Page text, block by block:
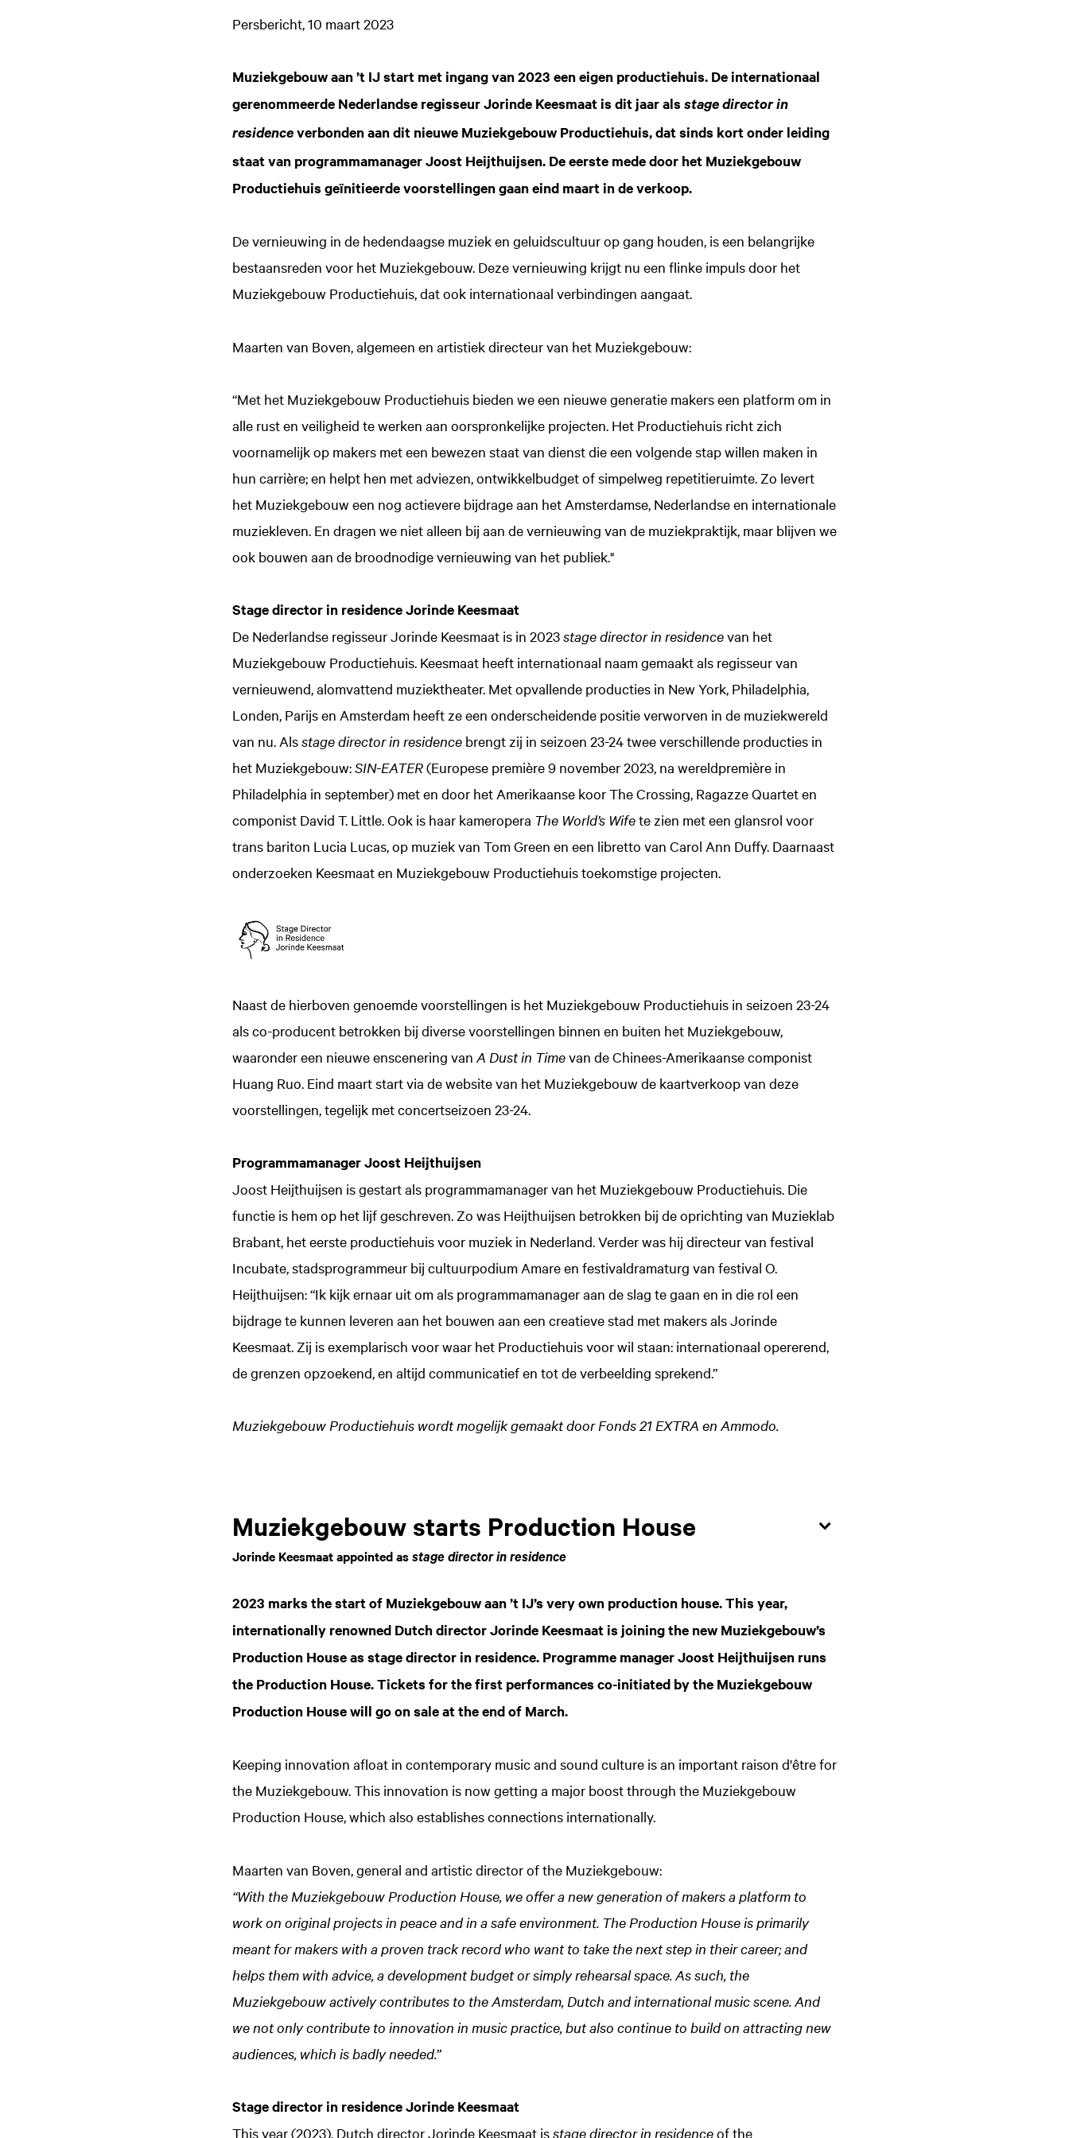
Persbericht, 10 maart 2023
Muziekgebouw aan ’t IJ start met ingang van 2023 een eigen productiehuis. De internationaal
gerenommeerde Nederlandse regisseur Jorinde Keesmaat is dit jaar als stage director in
residence verbonden aan dit nieuwe Muziekgebouw Productiehuis, dat sinds kort onder leiding
staat van programmamanager Joost Heijthuijsen. De eerste mede door het Muziekgebouw
Productiehuis geïnitieerde voorstellingen gaan eind maart in de verkoop.
De vernieuwing in de hedendaagse muziek en geluidscultuur op gang houden, is een belangrijke
bestaansreden voor het Muziekgebouw. Deze vernieuwing krijgt nu een flinke impuls door het
Muziekgebouw Productiehuis, dat ook internationaal verbindingen aangaat.
Maarten van Boven, algemeen en artistiek directeur van het Muziekgebouw:
“Met het Muziekgebouw Productiehuis bieden we een nieuwe generatie makers een platform om in
alle rust en veiligheid te werken aan oorspronkelijke projecten. Het Productiehuis richt zich
voornamelijk op makers met een bewezen staat van dienst die een volgende stap willen maken in
hun carrière; en helpt hen met adviezen, ontwikkelbudget of simpelweg repetitieruimte. Zo levert
het Muziekgebouw een nog actievere bijdrage aan het Amsterdamse, Nederlandse en internationale
muziekleven. En dragen we niet alleen bij aan de vernieuwing van de muziekpraktijk, maar blijven we
ook bouwen aan de broodnodige vernieuwing van het publiek."
Stage director in residence Jorinde Keesmaat
De Nederlandse regisseur Jorinde Keesmaat is in 2023stage director in residencevan het
Muziekgebouw Productiehuis. Keesmaat heeft internationaal naam gemaakt als regisseur van
vernieuwend, alomvattend muziektheater. Met opvallende producties in New York, Philadelphia,
Londen, Parijs en Amsterdam heeft ze een onderscheidende positie verworven in de muziekwereld
van nu. Alsstage director in residence brengt zij in seizoen 23-24 twee verschillende producties in
het Muziekgebouw:SIN-EATER(Europese première 9 november 2023, na wereldpremière in
Philadelphia in september) met en door het Amerikaanse koor The Crossing, Ragazze Quartet en
componist David T. Little. Ook is haar kameropera The World’s Wifete zien met een glansrol voor
trans bariton Lucia Lucas, op muziek van Tom Green en een libretto van Carol Ann Duffy. Daarnaast
onderzoeken Keesmaat en Muziekgebouw Productiehuis toekomstige projecten.
Naast de hierboven genoemde voorstellingen is het Muziekgebouw Productiehuis in seizoen 23-24
als co-producent betrokken bij diverse voorstellingen binnen en buiten het Muziekgebouw,
waaronder een nieuwe enscenering van A Dust in Timevan de Chinees-Amerikaanse componist
Huang Ruo. Eind maart start via de website van het Muziekgebouw de kaartverkoop van deze
voorstellingen, tegelijk met concertseizoen 23-24.
Programmamanager Joost Heijthuijsen
Joost Heijthuijsen is gestart als programmamanager van het Muziekgebouw Productiehuis. Die
functie is hem op het lijf geschreven. Zo was Heijthuijsen betrokken bij de oprichting van Muzieklab
Brabant, het eerste productiehuis voor muziek in Nederland. Verder was hij directeur van festival
Incubate, stadsprogrammeur bij cultuurpodium Amare en festivaldramaturg van festival O.
Heijthuijsen: “Ik kijk ernaar uit om als programmamanager aan de slag te gaan en in die rol een
bijdrage te kunnen leveren aan het bouwen aan een creatieve stad met makers als Jorinde
Keesmaat. Zij is exemplarisch voor waar het Productiehuis voor wil staan: internationaal opererend,
de grenzen opzoekend, en altijd communicatief en tot de verbeelding sprekend.”
Muziekgebouw Productiehuis wordt mogelijk gemaakt door Fonds 21 EXTRA en Ammodo.
Muziekgebouw starts Production House
Jorinde Keesmaat appointed as stage director in residence
2023 marks the start of Muziekgebouw aan ’t IJ’s very own production house. This year,
internationally renowned Dutch director Jorinde Keesmaat is joining the new Muziekgebouw’s
Production House as stage director in residence. Programme manager Joost Heijthuijsen runs
the Production House. Tickets for the first performances co-initiated by the Muziekgebouw
Production House will go on sale at the end of March.
Keeping innovation afloat in contemporary music and sound culture is an important raison d'être for
the Muziekgebouw. This innovation is now getting a major boost through the Muziekgebouw
Production House, which also establishes connections internationally.
Maarten van Boven, general and artistic director of the Muziekgebouw:
“With the Muziekgebouw Production House, we offer a new generation of makers a platform to
work on original projects in peace and in a safe environment. The Production House is primarily
meant for makers with a proven track record who want to take the next step in their career; and
helps them with advice, a development budget or simply rehearsal space. As such, the
Muziekgebouw actively contributes to the Amsterdam, Dutch and international music scene. And
we not only contribute to innovation in music practice, but also continue to build on attracting new
audiences, which is badly needed.”
Stage director in residence Jorinde Keesmaat
This year (2023), Dutch director Jorinde Keesmaat isstage director in residenceof the